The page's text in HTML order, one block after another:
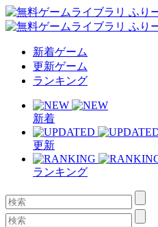
新着ゲーム
更新ゲーム
ランキング
新着
更新
ランキング